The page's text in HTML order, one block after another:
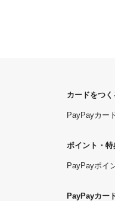
カードをつく
PayPayカー
ポイント・特
PayPayポイ
PayPayカー